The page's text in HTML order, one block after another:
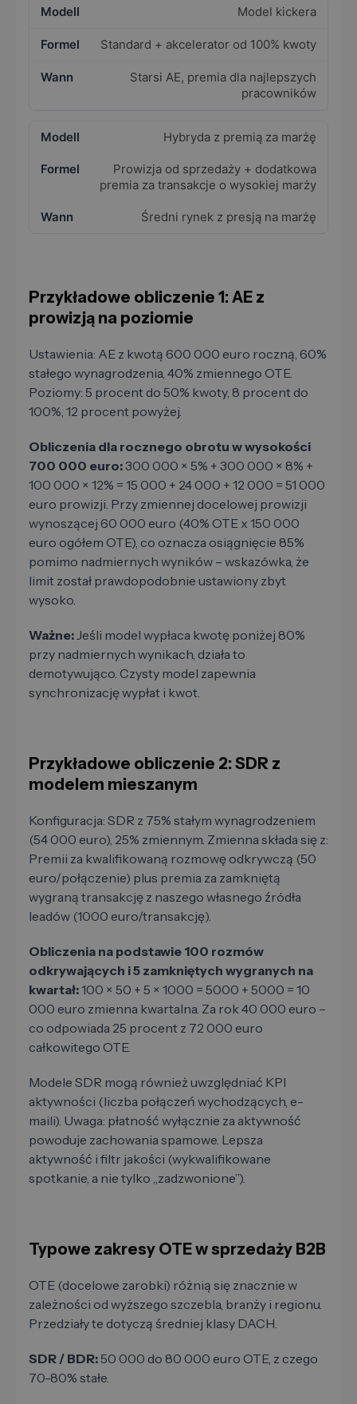
Model kickera
Standard + akcelerator od 100% kwoty
Starsi AE, premia dla najlepszych
pracowników
Hybryda z premią za marżę
Prowizja od sprzedaży + dodatkowa
premia za transakcje o wysokiej marży
Średni rynek z presją na marżę
Przykładowe obliczenie 1: AE z
prowizją na poziomie
Ustawienia: AE z kwotą 600 000 euro roczną, 60%
stałego wynagrodzenia, 40% zmiennego OTE.
Poziomy: 5 procent do 50% kwoty, 8 procent do
100%, 12 procent powyżej.
Obliczenia dla rocznego obrotu w wysokości
700 000 euro:300 000 × 5% + 300 000 × 8% +
100 000 × 12% = 15 000 + 24 000 + 12 000 = 51 000
euro prowizji. Przy zmiennej docelowej prowizji
wynoszącej 60 000 euro (40% OTE x 150 000
euro ogółem OTE), co oznacza osiągnięcie 85%
pomimo nadmiernych wyników – wskazówka, że ​​
limit został prawdopodobnie ustawiony zbyt
wysoko.
Ważne:Jeśli model wypłaca kwotę poniżej 80%
przy nadmiernych wynikach, działa to
demotywująco. Czysty model zapewnia
synchronizację wypłat i kwot.
Przykładowe obliczenie 2: SDR z
modelem mieszanym
Konfiguracja: SDR z 75% stałym wynagrodzeniem
(54 000 euro), 25% zmiennym. Zmienna składa się z:
Premii za kwalifikowaną rozmowę odkrywczą (50
euro/połączenie) plus premia za zamkniętą
wygraną transakcję z naszego własnego źródła
leadów (1000 euro/transakcję).
Obliczenia na podstawie 100 rozmów
odkrywających i 5 zamkniętych wygranych na
kwartał:100 × 50 + 5 × 1000 = 5000 + 5000 = 10
000 euro zmienna kwartalna. Za rok 40 000 euro –
co odpowiada 25 procent z 72 000 euro
całkowitego OTE.
Modele SDR mogą również uwzględniać KPI
aktywności (liczba połączeń wychodzących, e-
maili). Uwaga: płatność wyłącznie za aktywność
powoduje zachowania spamowe. Lepsza
aktywność i filtr jakości (wykwalifikowane
spotkanie, a nie tylko „zadzwonione”).
Typowe zakresy OTE w sprzedaży B2B
OTE (docelowe zarobki) różnią się znacznie w
zależności od wyższego szczebla, branży i regionu.
Przedziały te dotyczą średniej klasy DACH.
SDR / BDR:50 000 do 80 000 euro OTE, z czego
70-80% stałe.